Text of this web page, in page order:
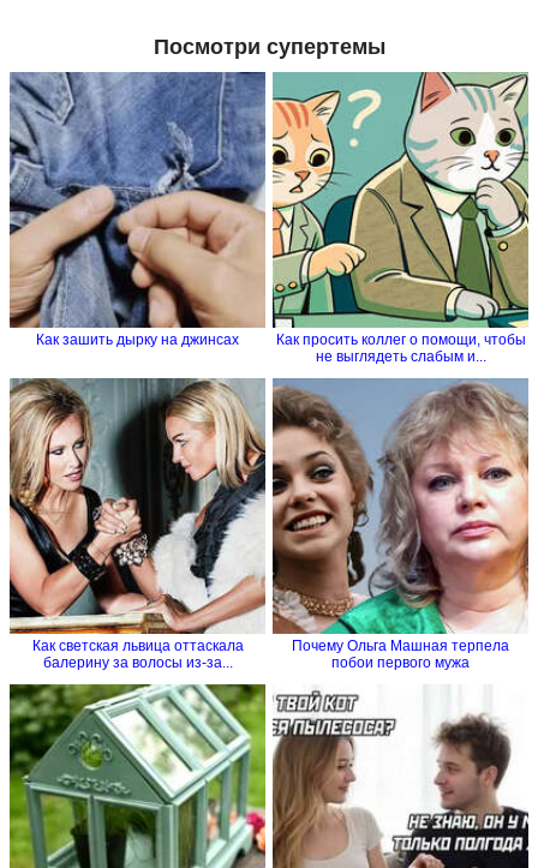
Посмотри супертемы
Как зашить дырку на джинсах
Как просить коллег о помощи, чтобы
не выглядеть слабым и...
Как светская львица оттаскала
балерину за волосы из-за...
Почему Ольга Машная терпела
побои первого мужа